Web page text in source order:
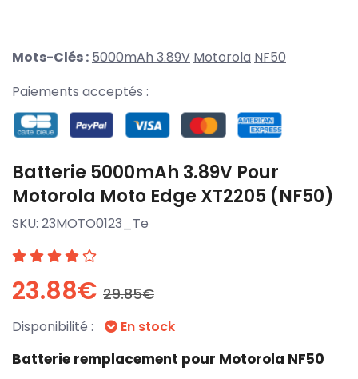
Mots-Clés : 5000mAh 3.89V Motorola NF50
Paiements acceptés :
Batterie 5000mAh 3.89V Pour
Motorola Moto Edge XT2205 (NF50)
SKU: 23MOTO0123_Te
23.88€ 29.85€
Disponibilité : En stock
Batterie remplacement pour Motorola NF50